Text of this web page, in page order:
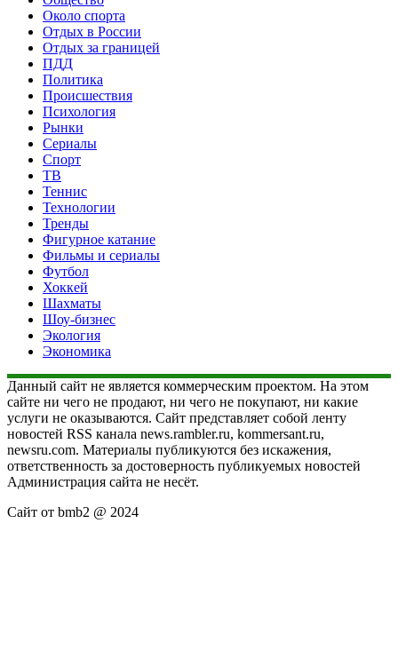
Около спорта
Отдых в России
Отдых за границей
ПДД
Политика
Происшествия
Психология
Рынки
Сериалы
Спорт
ТВ
Теннис
Технологии
Тренды
Фигурное катание
Фильмы и сериалы
Футбол
Хоккей
Шахматы
Шоу-бизнес
Экология
Экономика
Данный сайт не является коммерческим проектом. На этом
сайте ни чего не продают, ни чего не покупают, ни какие
услуги не оказываются. Сайт представляет собой ленту
новостей RSS канала news.rambler.ru, kommersant.ru,
newsru.com. Материалы публикуются без искажения,
ответственность за достоверность публикуемых новостей
Администрация сайта не несёт.
Сайт от bmb2 @ 2024